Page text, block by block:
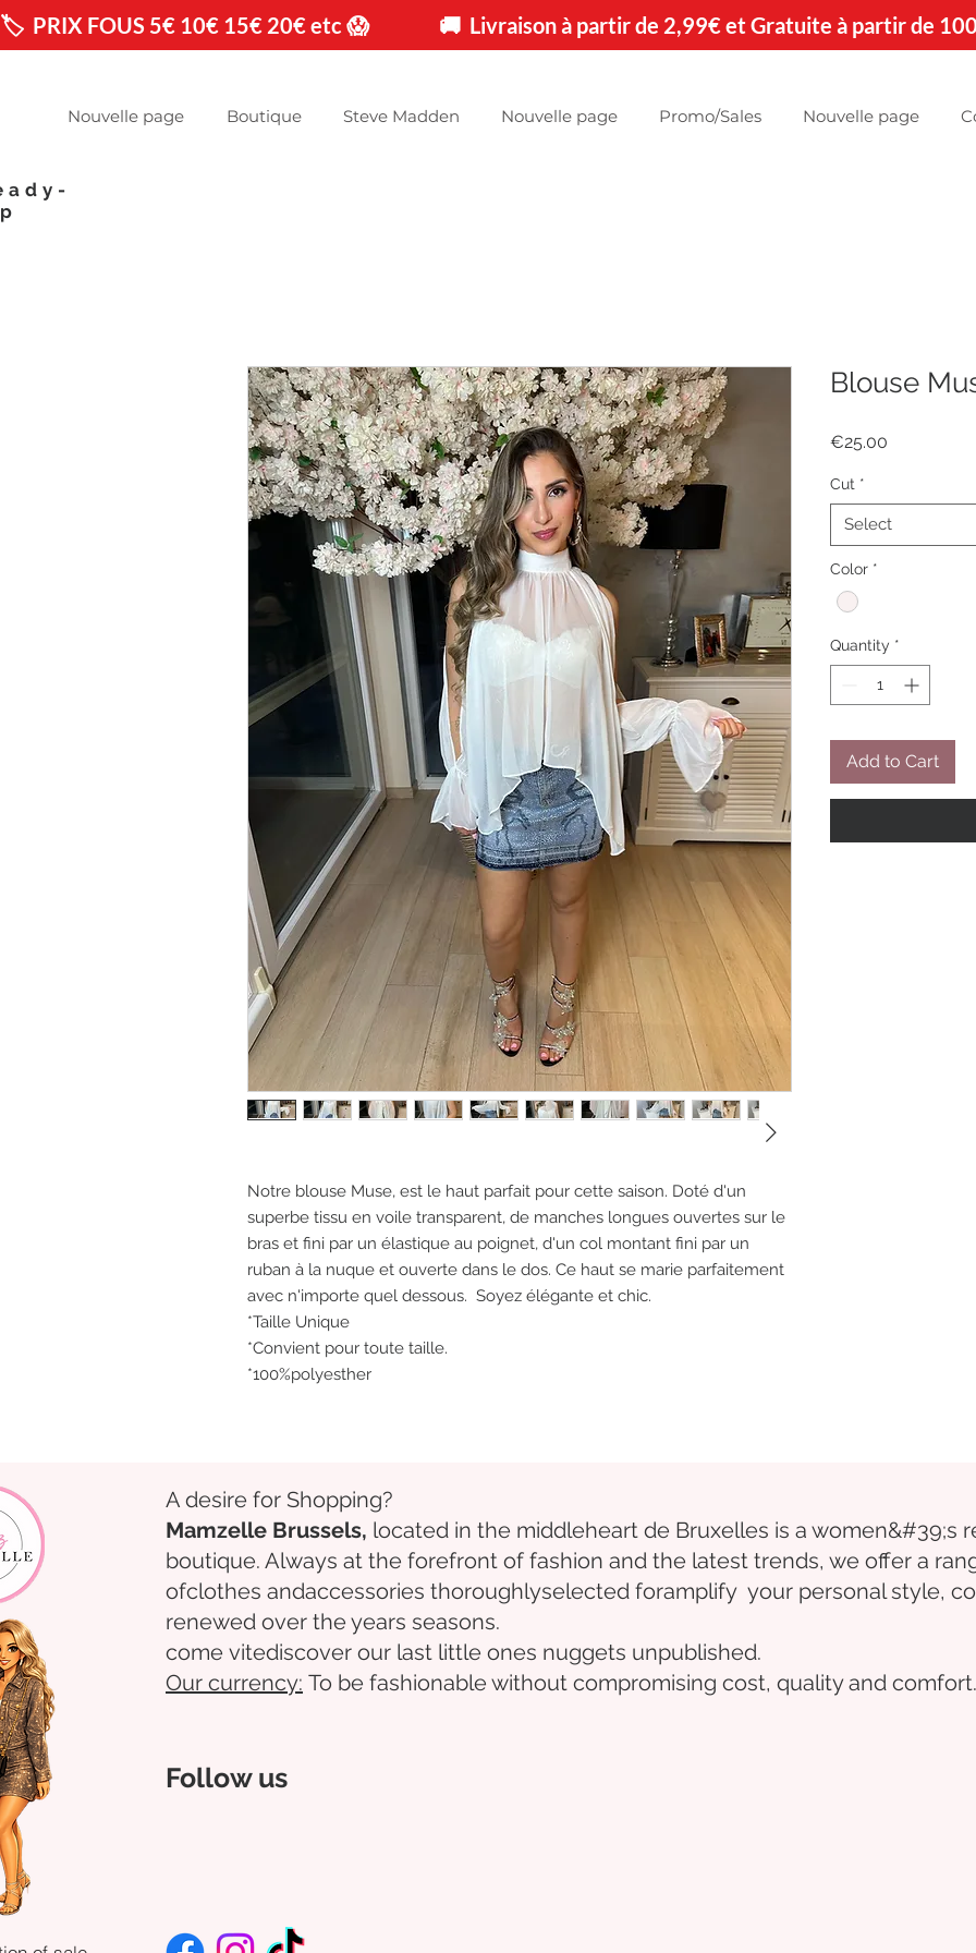
🏷️  PRIX FOUS 5€ 10€ 15€ 20€ etc 😱                🚚  Livraison à partir de 2,99€ et Gratuite à partir de
Nouvelle page Boutique Steve Madden Nouvelle page Promo/Sales Nouvelle page
Notre blouse Muse, est le haut parfait pour cette saison. Doté d'un
superbe tissu en voile transparent, de manches longues ouvertes sur le
bras et fini par un élastique au poignet, d'un col montant fini par un
ruban à la nuque et ouverte dans le dos. Ce haut se marie parfaitement
avec n'importe quel dessous. Soyez élégante et chic.
*Taille Unique
*Convient pour toute taille.
*100%polyesther
Blouse
€25.00
Cut *
Select
Color *
Quantity *
Add to Cart
A desire for Shopping?
Mamzelle Brussels, located in the middleheart de Bruxelles is a women&#39;s
boutique. Always at the forefront of fashion and the latest trends, we offer a
ofclothes andaccessories thoroughlyselected foramplify your personal style,
renewed over the years seasons.
come vitediscover our last little ones nuggets unpublished.
Our currency: To be fashionable without compromising cost, quality and comfort.
Follow us